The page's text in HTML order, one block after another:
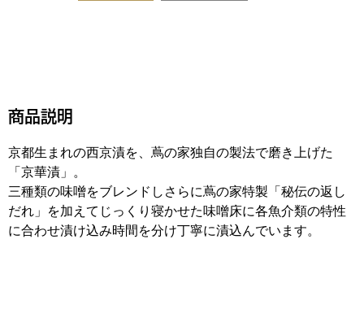
商品説明
京都生まれの西京漬を、蔦の家独自の製法で磨き上げた
「京華漬」。
三種類の味噌をブレンドしさらに蔦の家特製「秘伝の返し
だれ」を加えてじっくり寝かせた味噌床に各魚介類の特性
に合わせ漬け込み時間を分け丁寧に漬込んでいます。